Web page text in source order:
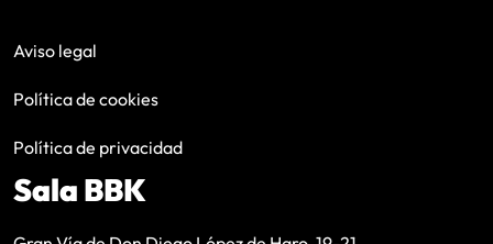
Aviso legal
Política de cookies
Política de privacidad
Sala BBK